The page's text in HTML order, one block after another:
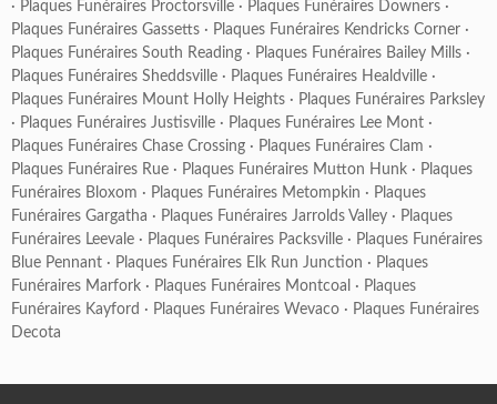
· Plaques Funéraires Proctorsville · Plaques Funéraires Downers ·
Plaques Funéraires Gassetts · Plaques Funéraires Kendricks Corner ·
Plaques Funéraires South Reading · Plaques Funéraires Bailey Mills ·
Plaques Funéraires Sheddsville · Plaques Funéraires Healdville ·
Plaques Funéraires Mount Holly Heights · Plaques Funéraires Parksley
· Plaques Funéraires Justisville · Plaques Funéraires Lee Mont ·
Plaques Funéraires Chase Crossing · Plaques Funéraires Clam ·
Plaques Funéraires Rue · Plaques Funéraires Mutton Hunk · Plaques
Funéraires Bloxom · Plaques Funéraires Metompkin · Plaques
Funéraires Gargatha · Plaques Funéraires Jarrolds Valley · Plaques
Funéraires Leevale · Plaques Funéraires Packsville · Plaques Funéraires
Blue Pennant · Plaques Funéraires Elk Run Junction · Plaques
Funéraires Marfork · Plaques Funéraires Montcoal · Plaques
Funéraires Kayford · Plaques Funéraires Wevaco · Plaques Funéraires
Decota